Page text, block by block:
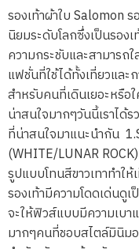
รองเท้าผ้าใบ Salomon
นิยมระดับโลกซึ่งเป็นรอง
ความกระชับและสามารถ
แฟชั่นที่ใช้ได้ทั้งเที่ยวและ
สำหรับคนที่เดินเยอะหรือ
น่าสนใจมากๆวันนี้เราได้
ที่น่าสนใจมาแนะนำกัน
(WHITE/LUNAR
รูปแบบโทนสีขาวเทาทำใ
รองเท้ามีความโดดเด่นดู
จะให้ฟิวส์แบบมีความเบา
มากๆคนที่ชอบสไตล์มินิม